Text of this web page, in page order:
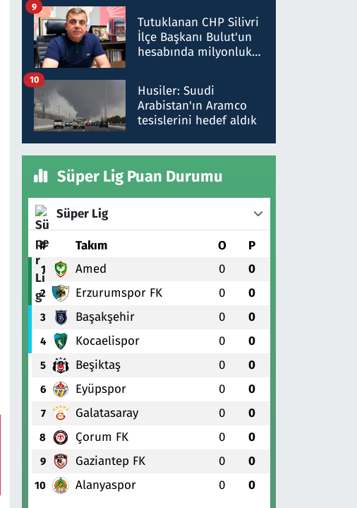
düşürüldüğü" iddiasını
yalanladı
Tutuklanan CHP Silivri
İlçe Başkanı Bulut'un
hesabında milyonluk
talimat verdi, ben
gönderdim
9
Husiler: Suudi
Arabistan'ın Aramco
tesislerini hedef aldık
10
Süper Lig Puan Durumu
Süper Lig
# Takım O P
1 Amed 0 0
2 Erzurumspor FK 0 0
3 Başakşehir 0 0
4 Kocaelispor 0 0
5 Beşiktaş 0 0
6 Eyüpspor 0 0
7 Galatasaray 0 0
8 Çorum FK 0 0
9 Gaziantep FK 0 0
10 Alanyaspor 0 0